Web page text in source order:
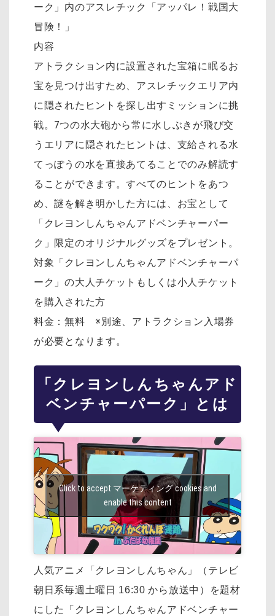
ーク」内のアスレチック「アッパレ！戦国大
冒険！」
内容
アトラクション内に設置された宝箱に眠るお
宝を見つけ出すため、アスレチックエリア内
に隠されたヒントを探し出すミッションに挑
戦。7つの水大砲から常に水しぶきが飛び交
うエリアに隠されたヒントは、支給される水
てっぽうの水を直接あてることでのみ解読す
ることができます。すべてのヒントをあつ
め、謎を解き明かした方には、お宝として
「クレヨンしんちゃんアドベンチャーパー
ク」限定のオリジナルグッズをプレゼント。
対象「クレヨンしんちゃんアドベンチャーパ
ーク」の大人チケットもしくは小人チケット
を購入された方
料金：無料 ※別途、アトラクション入場券
が必要となります。
「クレヨンしんちゃんアド
ベンチャーパーク」とは
Click to accept マーケティング cookies and
enable this content
人気アニメ「クレヨンしんちゃん」（テレビ
朝日系毎週土曜日 16:30 から放送中）を題材
にした「クレヨンしんちゃんアドベンチャー